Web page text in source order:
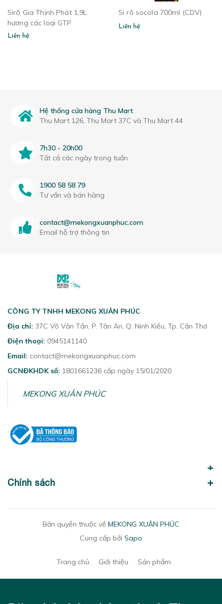
Sirô Gia Thịnh Phát 1,9L
hương các loại GTP
Liên hệ
Si rô socola 700ml (CDV)
Liên hệ
Hệ thống cửa hàng Thu Mart
Thu Mart 126, Thu Mart 37C và Thu Mart 44
7h30 - 20h00
Tất cả các ngày trong tuần
1900 58 58 79
Tư vấn và bán hàng
contact@mekongxuanphuc.com
Email hỗ trợ thông tin
CÔNG TY TNHH MEKONG XUÂN PHÚC
Địa chỉ: 37C Võ Văn Tần, P. Tân An, Q. Ninh Kiều, Tp. Cần Thơ
Điện thoại: 0945141140
Email: contact@mekongxuanphuc.com
GCNĐKHDK số: 1801661236 cấp ngày 15/01/2020
MEKONG XUÂN PHÚC
Chính sách
Bản quyền thuộc về MEKONG XUÂN PHÚC
Cung cấp bởi Sapo
Trang chủ Giới thiệu Sản phẩm